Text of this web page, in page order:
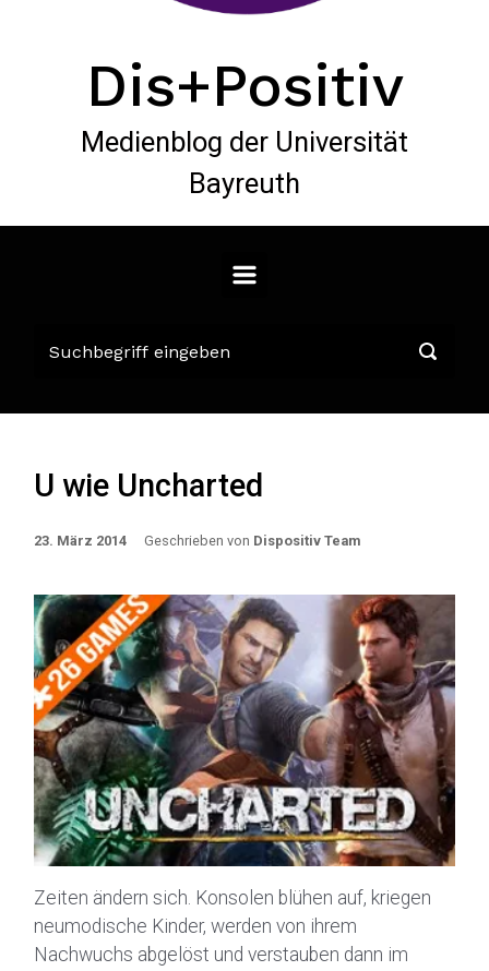
Dis+Positiv
Medienblog der Universität
Bayreuth
U wie Uncharted
23. März 2014 Geschrieben von Dispositiv Team
Zeiten ändern sich. Konsolen blühen auf, kriegen
neumodische Kinder, werden von ihrem
Nachwuchs abgelöst und verstauben dann im